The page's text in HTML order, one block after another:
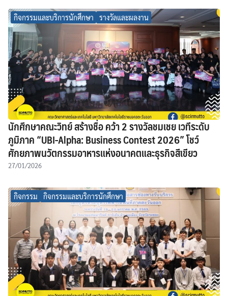
กิจกรรมและบริการนักศึกษา รางวัลและผลงาน
นักศึกษาคณะวิทย์ สร้างชื่อ คว้า 2 รางวัลชมเชย เวทีระดับ
ภูมิภาค “UBI-Alpha: Business Contest 2026” โชว์
ศักยภาพนวัตกรรมอาหารแห่งอนาคตและธุรกิจสีเขียว
27/01/2026
กิจกรรม กิจกรรมและบริการนักศึกษา